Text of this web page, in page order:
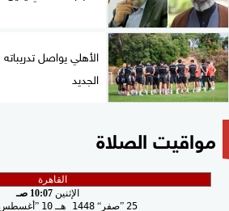
الأهلي يواصل
الجديد
مواقيت الصلاة
الإثنين 10:07 صـ
25 صفر 1448 هـ 10